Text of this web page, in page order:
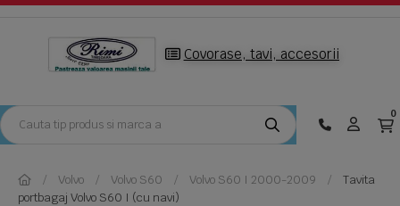
Covorase, tavi, accesorii
0
Volvo Volvo S60 Volvo S60 I 2000-2009
Tavita
portbagaj Volvo S60 I (cu navi)